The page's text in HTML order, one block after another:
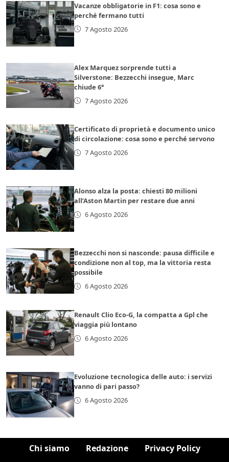
Vacanze obbligatorie in F1: cosa sono e
perché fermano tutti
7 Agosto 2026
Alex Marquez sorprende tutti a
Silverstone: Bezzecchi insegue, Marc
chiude 6°
7 Agosto 2026
Certificato di proprietà e documento unico
di circolazione: cosa sono e perché servono
7 Agosto 2026
Alonso alza la posta: chiesti 80 milioni
all’Aston Martin per restare due anni
6 Agosto 2026
Bezzecchi non si nasconde: pausa difficile e
condizione non al top, ma la vittoria resta
possibile
6 Agosto 2026
Renault Clio Eco-G, la compatta a Gpl che
viaggia più lontano
6 Agosto 2026
Evoluzione tecnologica delle auto: i servizi
vanno di pari passo?
6 Agosto 2026
Chi siamo Redazione Privacy Policy